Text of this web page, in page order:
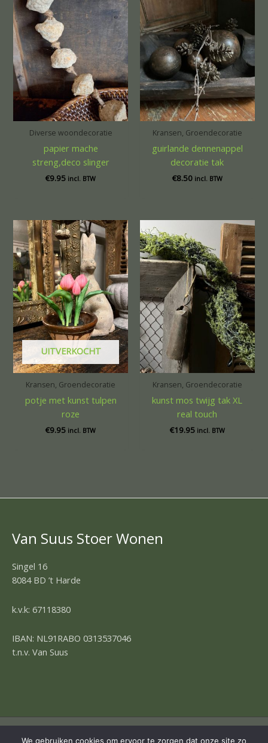
Diverse woondecoratie
papier mache
streng,deco slinger
€9.95 incl. BTW
Kransen, Groendecoratie
guirlande dennenappel
decoratie tak
€8.50 incl. BTW
UITVERKOCHT
Kransen, Groendecoratie
potje met kunst tulpen
roze
€9.95 incl. BTW
Kransen, Groendecoratie
kunst mos twijg tak XL
real touch
€19.95 incl. BTW
Van Suus Stoer Wonen
Singel 16
8084 BD ’t Harde
k.v.k: 67118380
IBAN: NL91RABO 0313537046
t.n.v. Van Suus
We gebruiken cookies om ervoor te zorgen dat onze site zo